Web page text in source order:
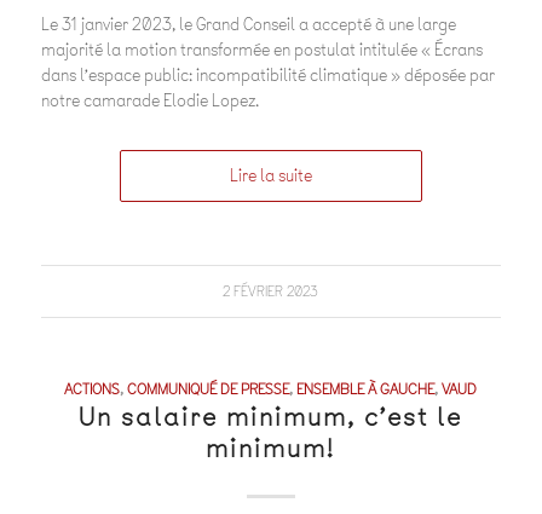
Le 31 janvier 2023, le Grand Conseil a accepté à une large
majorité la motion transformée en postulat intitulée « Écrans
dans l’espace public: incompatibilité climatique » déposée par
notre camarade Elodie Lopez.
Lire la suite
2 FÉVRIER 2023
ACTIONS,COMMUNIQUÉ DE PRESSE,ENSEMBLE À GAUCHE,VAUD
Un salaire minimum, c’est le
minimum!